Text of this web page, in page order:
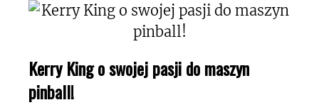
Kerry King o swojej pasji do maszyn
pinball!